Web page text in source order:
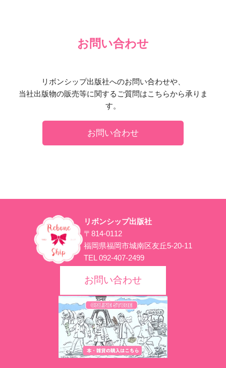
お問い合わせ
リボンシップ出版社へのお問い合わせや、
当社出版物の販売等に関するご質問はこちらから承りま
す。
お問い合わせ
リボンシップ出版社
〒814-0112
福岡県福岡市城南区友丘5-20-11
TEL 092-407-2499
お問い合わせ